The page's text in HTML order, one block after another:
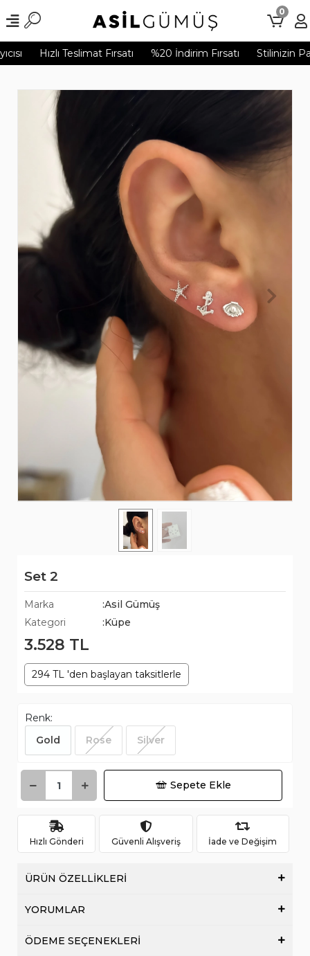
Hızlı Teslimat Fırsatı %20 İndirim Fırsatı Stilinizin
0
Set 2
Marka
:Asil Gümüş
Kategori
:Küpe
3.528 TL
294 TL 'den başlayan taksitlerle
Renk:
Gold
Rose Silver
Sepete Ekle
Hızlı Gönderi Güvenli Alışveriş İade ve Değişim
ÜRÜN ÖZELLİKLERİ
YORUMLAR
ÖDEME SEÇENEKLERİ